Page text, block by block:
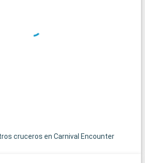
cruceros en Carnival Encounter